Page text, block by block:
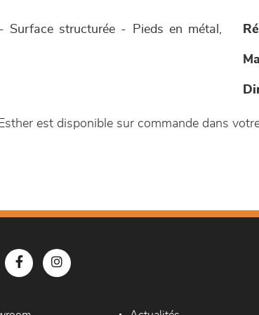
Surface structurée - Pieds en métal,
est disponible sur commande dans